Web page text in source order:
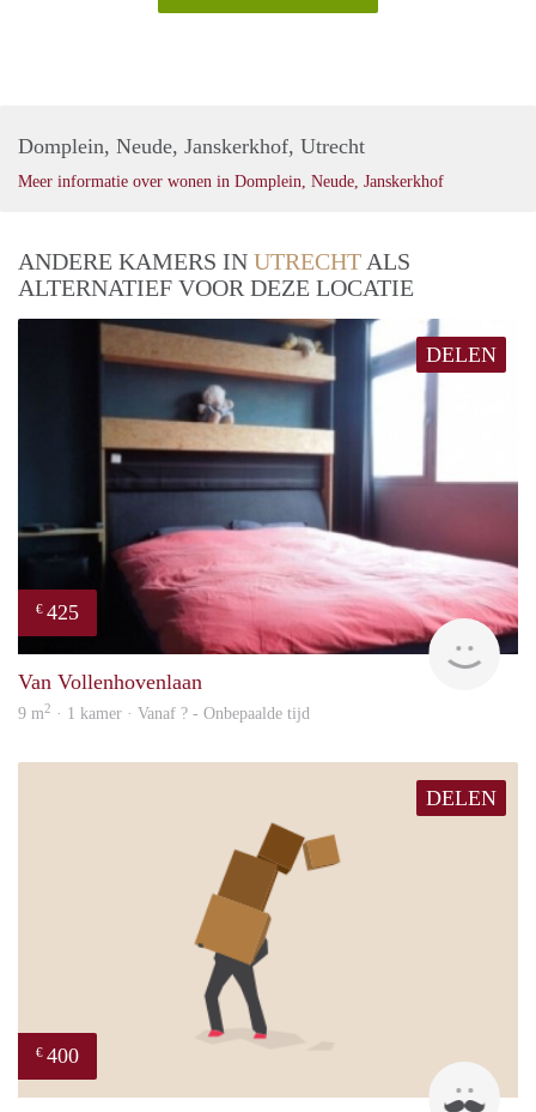
Domplein, Neude, Janskerkhof, Utrecht
Meer informatie over wonen in Domplein, Neude, Janskerkhof
ANDERE KAMERS IN UTRECHT ALS
ALTERNATIEF VOOR DEZE LOCATIE
DELEN
€ 425
Van Vollenhovenlaan
9 m2 · 1 kamer · Vanaf ? - Onbepaalde tijd
DELEN
€ 400